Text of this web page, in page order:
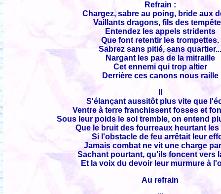
Refrain :
Chargez, sabre au poing, bride aux
Vaillants dragons, fils des
Entendez les appels stridents
Que font retentir les trompettes.
Sabrez sans pitié, sans
Nargant les pas de la mitraille
Cet ennemi qui trop altier
Derrière ces canons nous raille
S'élançant aussitôt plus vite que
Ventre à terre franchissent fosses et
Sous leur poids le sol tremble, on entend
Que le bruit des fourreaux heurtant les
Si l'obstacle de feu arrêtait leur
Jamais combat ne vit une charge
Sachant pourtant, qu'ils foncent vers
Et la voix du devoir leur murmure à
Au refrain